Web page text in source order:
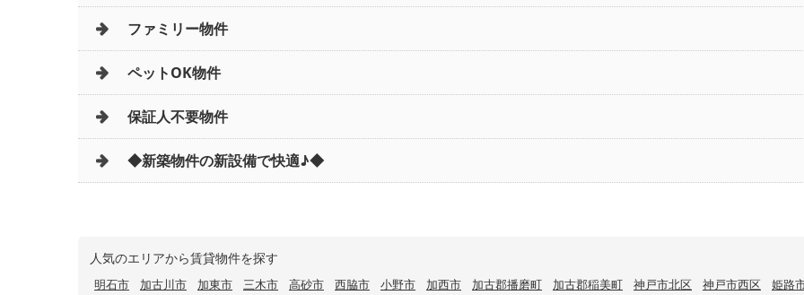
ファミリー物件
ペットOK物件
保証人不要物件
◆新築物件の新設備で快適♪◆
人気のエリアから賃貸物件を探す
明石市 加古川市 加東市 三木市 高砂市 西脇市 小野市 加西市 加古郡播磨町 加古郡稲美町 神戸市北区 神戸市西区 姫路